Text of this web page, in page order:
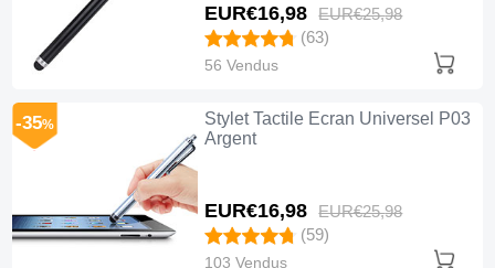
EUR€16,98 EUR€25,98
(63)
56 Vendus
Stylet Tactile Ecran Universel P03
Argent
EUR€16,98 EUR€25,98
-35%
(59)
103 Vendus